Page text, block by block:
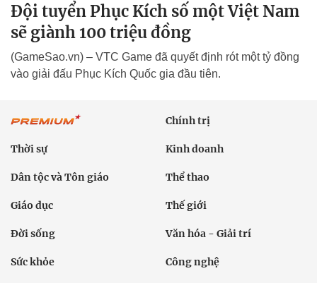
Đội tuyển Phục Kích số một Việt Nam
sẽ giành 100 triệu đồng
(GameSao.vn) – VTC Game đã quyết định rót một tỷ đồng
vào giải đấu Phục Kích Quốc gia đầu tiên.
Chính trị
Thời sự Kinh doanh
Dân tộc và Tôn giáo Thể thao
Giáo dục Thế giới
Đời sống Văn hóa - Giải trí
Sức khỏe Công nghệ